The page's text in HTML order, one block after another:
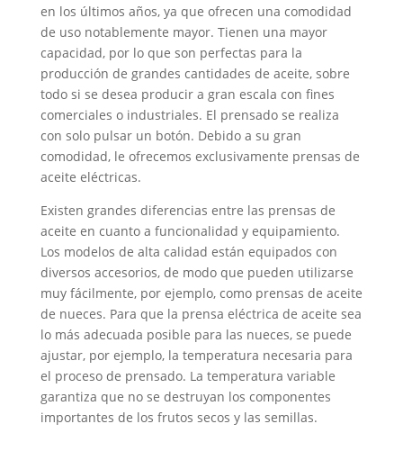
en los últimos años, ya que ofrecen una comodidad
de uso notablemente mayor. Tienen una mayor
capacidad, por lo que son perfectas para la
producción de grandes cantidades de aceite, sobre
todo si se desea producir a gran escala con fines
comerciales o industriales. El prensado se realiza
con solo pulsar un botón. Debido a su gran
comodidad, le ofrecemos exclusivamente prensas de
aceite eléctricas.
Existen grandes diferencias entre las prensas de
aceite en cuanto a funcionalidad y equipamiento.
Los modelos de alta calidad están equipados con
diversos accesorios, de modo que pueden utilizarse
muy fácilmente, por ejemplo, como prensas de aceite
de nueces. Para que la prensa eléctrica de aceite sea
lo más adecuada posible para las nueces, se puede
ajustar, por ejemplo, la temperatura necesaria para
el proceso de prensado. La temperatura variable
garantiza que no se destruyan los componentes
importantes de los frutos secos y las semillas.